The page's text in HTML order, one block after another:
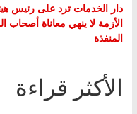
دار الخدمات ترد على رئيس
الأزمة لا ينهي معاناة
المنفذة
الأكثر قراءة